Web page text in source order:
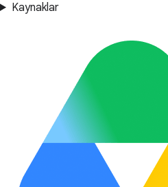
Kaynaklar